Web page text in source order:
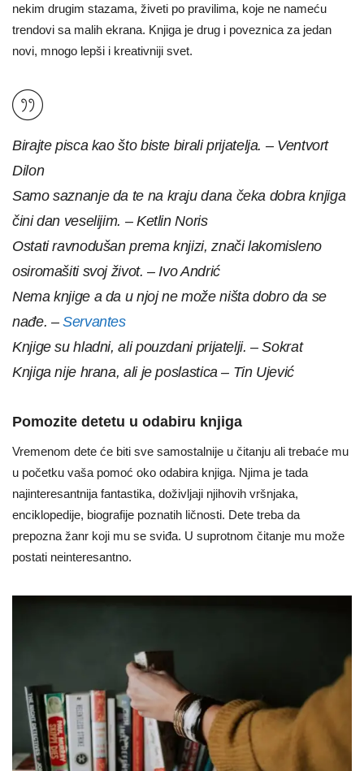
nekim drugim stazama, živeti po pravilima, koje ne nameću
trendovi sa malih ekrana. Knjiga je drug i poveznica za jedan
novi, mnogo lepši i kreativniji svet.
Birajte pisca kao što biste birali prijatelja. – Ventvort
Dilon
Samo saznanje da te na kraju dana čeka dobra knjiga
čini dan veselijim. – Ketlin Noris
Ostati ravnodušan prema knjizi, znači lakomisleno
osiromašiti svoj život. – Ivo Andrić
Nema knjige a da u njoj ne može ništa dobro da se
nađe. –Servantes
Knjige su hladni, ali pouzdani prijatelji. – Sokrat
Knjiga nije hrana, ali je poslastica – Tin Ujević
Pomozite detetu u odabiru knjiga
Vremenom dete će biti sve samostalnije u čitanju ali trebaće mu
u početku vaša pomoć oko odabira knjiga. Njima je tada
najinteresantnija fantastika, doživljaji njihovih vršnjaka,
enciklopedije, biografije poznatih ličnosti. Dete treba da
prepozna žanr koji mu se sviđa. U suprotnom čitanje mu može
postati neinteresantno.